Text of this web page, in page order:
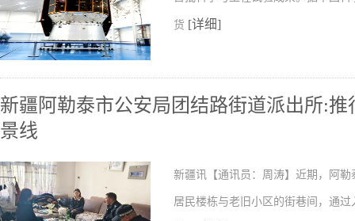
货 [详细]
新疆阿勒泰市公安局团结路街道派出所:推
景线
新疆讯【通讯员：周涛】近期，阿
居民楼栋与老旧小区的街巷间，通